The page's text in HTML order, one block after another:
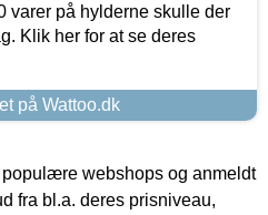
varer på hylderne skulle der
Klik her for at se deres
på Wattoo.dk
webshops og anmeldt
fra bl.a. deres prisniveau,